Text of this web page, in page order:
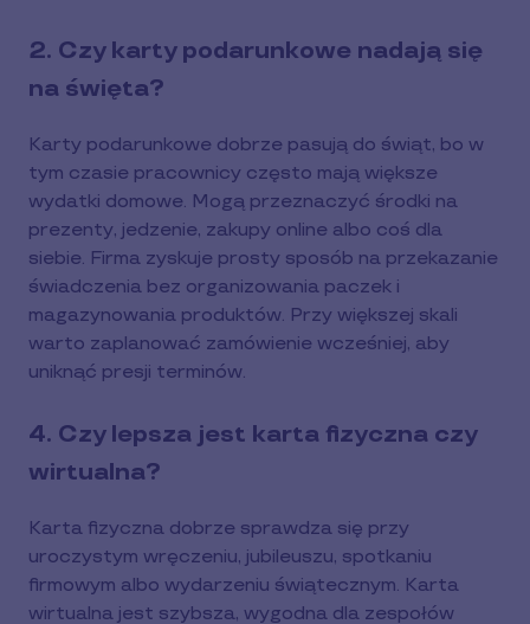
2. Czy karty podarunkowe nadają się
na święta?
Karty podarunkowe dobrze pasują do świąt, bo w
tym czasie pracownicy często mają większe
wydatki domowe. Mogą przeznaczyć środki na
prezenty, jedzenie, zakupy online albo coś dla
siebie. Firma zyskuje prosty sposób na przekazanie
świadczenia bez organizowania paczek i
magazynowania produktów. Przy większej skali
warto zaplanować zamówienie wcześniej, aby
uniknąć presji terminów.
4. Czy lepsza jest karta fizyczna czy
wirtualna?
Karta fizyczna dobrze sprawdza się przy
uroczystym wręczeniu, jubileuszu, spotkaniu
firmowym albo wydarzeniu świątecznym. Karta
wirtualna jest szybsza, wygodna dla zespołów